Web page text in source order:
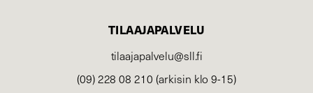
TILAAJAPALVELU
tilaajapalvelu@sll.fi
(09) 228 08 210 (arkisin klo 9-15)